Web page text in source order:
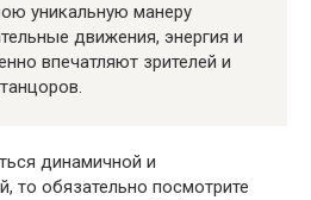
уникальную манеру
движения, энергия и
впечатляют зрителей и
динамичной и
то обязательно посмотрите